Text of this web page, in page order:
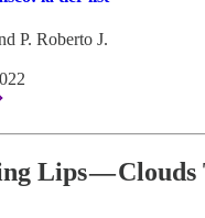
P. Roberto J.
Lips — Clouds